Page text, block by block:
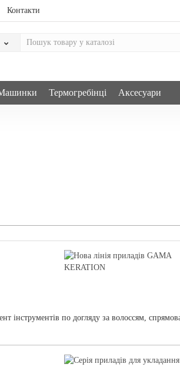
Контакти
Термогребінці Аксесуари
інструментів по догляду за волоссям,